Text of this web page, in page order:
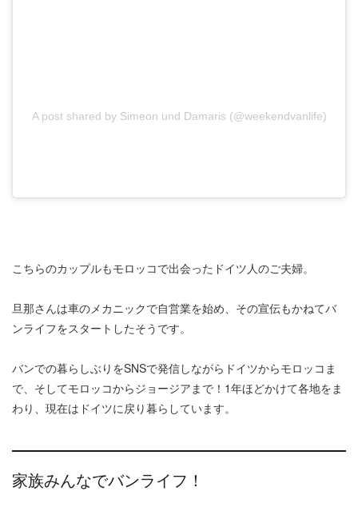
A post shared by Simeon und Damaris (@weekendvanlife)
こちらのカップルもモロッコで出会ったドイツ人のご夫婦。
旦那さんは車のメカニックで自営業を始め、その宣伝もかねてバ
ンライフをスタートしたそうです。
バンでの暮らしぶりをSNSで発信しながらドイツからモロッコま
で、そしてモロッコからジョージアまで！1年ほどかけて各地をま
わり、現在はドイツに戻り暮らしています。
家族みんなでバンライフ！